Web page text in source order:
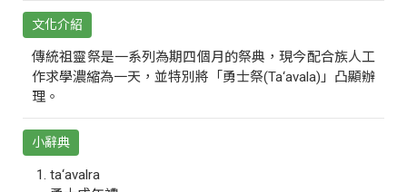
文化介紹
傳統祖靈祭是一系列為期四個月的祭典，現今配合族人工
作求學濃縮為一天，並特別將「勇士祭(Ta‘avala)」凸顯辦
理。
小辭典
ta‘avalra